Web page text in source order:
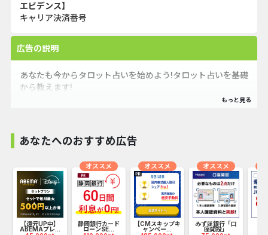
エビデンス】
キャリア決済番号
広告の説明
あなたも今からタロット占いを始めよう!タロット占いを基礎
から教えます!
あなたへのおすすめ広告
【還元UP中】
ABEMAプレ...
静岡銀行カード
ローンSE...
オススメ
【CMスキップキ
ャンペー...
オススメ
みずほ銀行「口
座開設」
オススメ